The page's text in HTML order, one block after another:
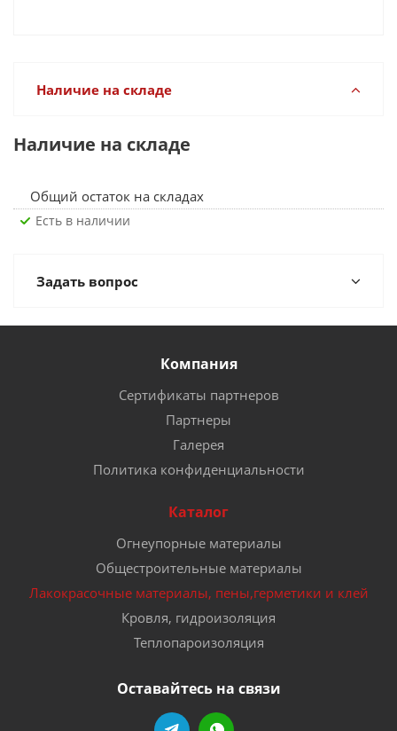
Наличие на складе
Наличие на складе
Общий остаток на складах
Есть в наличии
Задать вопрос
Компания
Сертификаты партнеров
Партнеры
Галерея
Политика конфиденциальности
Каталог
Огнеупорные материалы
Общестроительные материалы
Лакокрасочные материалы, пены,герметики и клей
Кровля, гидроизоляция
Теплопароизоляция
Оставайтесь на связи